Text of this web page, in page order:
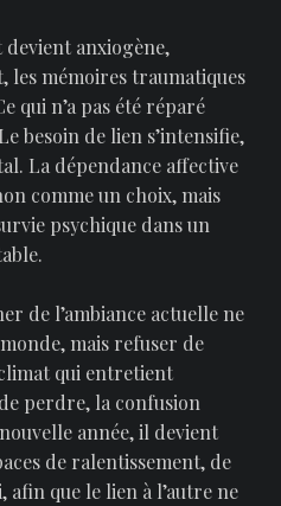
anxiogène,
les mémoires traumatiques
qui n’a pas été réparé
besoin de lien s’intensifie,
La dépendance affective
comme un choix, mais
psychique dans un
de l’ambiance actuelle ne
mais refuser de
qui entretient
perdre, la confusion
année, il devient
de ralentissement, de
que le lien à l’autre ne